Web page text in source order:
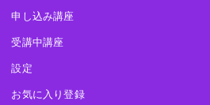
申し込み講座
受講中講座
設定
お気に入り登録